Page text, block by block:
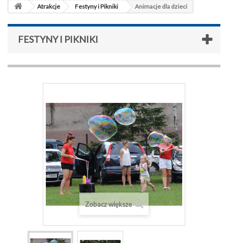
Atrakcje Festyny i Pikniki Animacje dla dzieci
FESTYNY I PIKNIKI
Zobacz większe